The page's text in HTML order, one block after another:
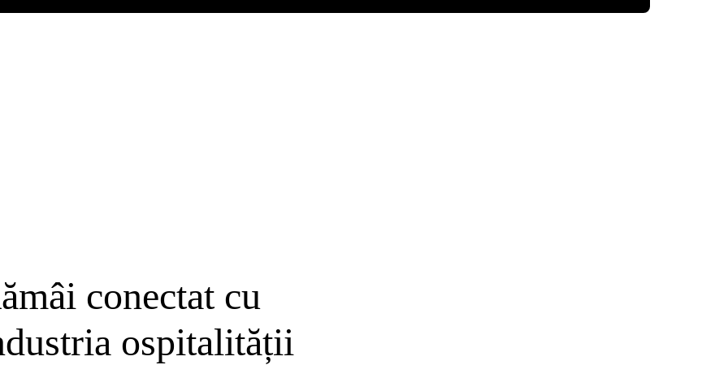
conectat cu
ospitalității